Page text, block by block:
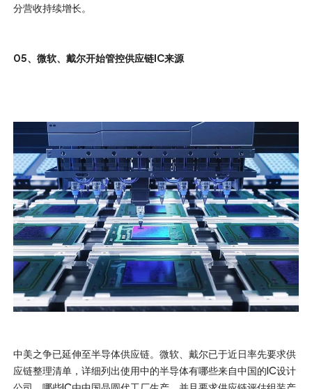
分营收持续增长。
05、微软、戴尔开始管控供应链IC来源
中美之争已延伸至半导体供应链。微软、戴尔已于近日率先要求供
应链整理清单，详细列出使用中的半导体有哪些来自中国的IC设计